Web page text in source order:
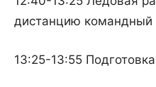
дистанцию командный
13:25-13:55